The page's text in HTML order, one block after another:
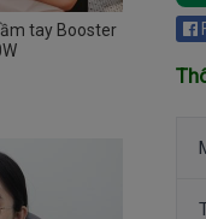
tay Booster